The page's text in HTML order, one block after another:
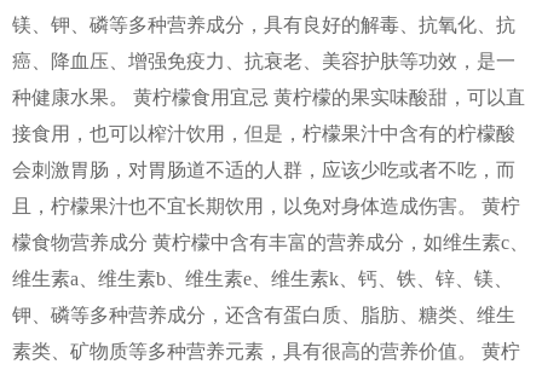
镁、钾、磷等多种营养成分，具有良好的解毒、抗氧化、抗
癌、降血压、增强免疫力、抗衰老、美容护肤等功效，是一
种健康水果。 黄柠檬食用宜忌 黄柠檬的果实味酸甜，可以直
接食用，也可以榨汁饮用，但是，柠檬果汁中含有的柠檬酸
会刺激胃肠，对胃肠道不适的人群，应该少吃或者不吃，而
且，柠檬果汁也不宜长期饮用，以免对身体造成伤害。 黄柠
檬食物营养成分 黄柠檬中含有丰富的营养成分，如维生素c、
维生素a、维生素b、维生素e、维生素k、钙、铁、锌、镁、
钾、磷等多种营养成分，还含有蛋白质、脂肪、糖类、维生
素类、矿物质等多种营养元素，具有很高的营养价值。 黄柠